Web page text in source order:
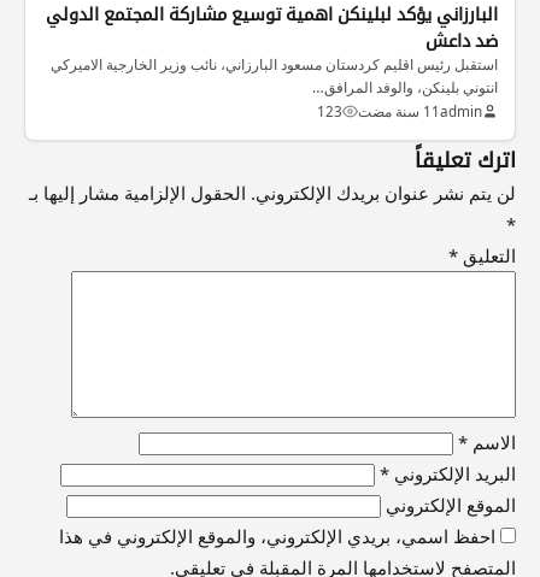
البارزاني يؤكد لبلينكن اهمية توسيع مشاركة المجتمع الدولي
ضد داعش
استقبل رئيس اقليم كردستان مسعود البارزاني، نائب وزير الخارجية الاميركي
انتوني بلينكن، والوفد المرافق…
admin11 سنة مضت 123
اترك تعليقاً
لن يتم نشر عنوان بريدك الإلكتروني. الحقول الإلزامية مشار إليها بـ
*
التعليق *
الاسم *
البريد الإلكتروني *
الموقع الإلكتروني
احفظ اسمي، بريدي الإلكتروني، والموقع الإلكتروني في هذا
المتصفح لاستخدامها المرة المقبلة في تعليقي.